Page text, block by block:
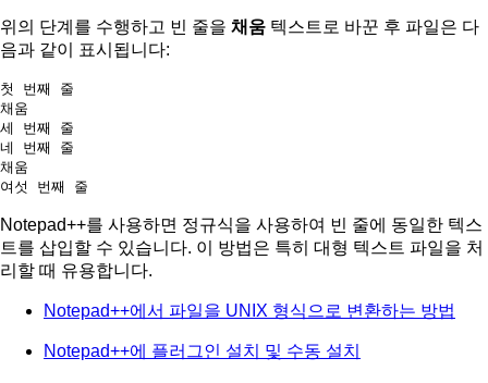
위의 단계를 수행하고 빈 줄을 채움 텍스트로 바꾼 후 파일은 다
음과 같이 표시됩니다:
첫 번째 줄
채움
세 번째 줄
네 번째 줄
채움
Notepad++를 사용하면 정규식을 사용하여 빈 줄에 동일한 텍스
트를 삽입할 수 있습니다. 이 방법은 특히 대형 텍스트 파일을 처
리할 때 유용합니다.
Notepad++에서 파일을 UNIX 형식으로 변환하는 방법
Notepad++에 플러그인 설치 및 수동 설치